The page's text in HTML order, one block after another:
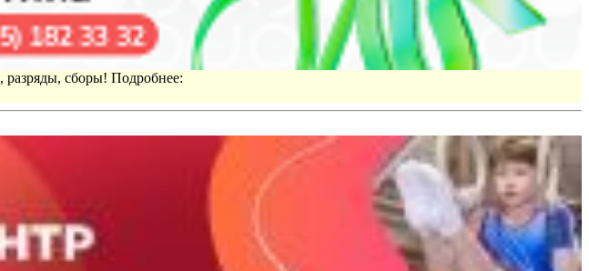
разряды, сборы! Подробнее: